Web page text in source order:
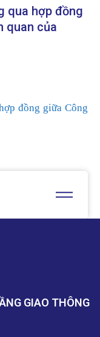
qua hợp đồng
quan của
đồng giữa Công
GIAO THÔNG